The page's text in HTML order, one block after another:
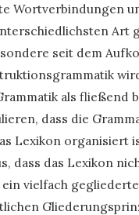
Wortverbindungen
Art
seit dem
als fließend
dass die
Lexikon organisiert
dass das Lexikon
vielfach